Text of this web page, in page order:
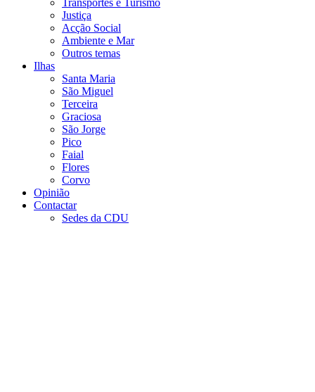
Justiça
Acção Social
Ambiente e Mar
Outros temas
Ilhas
Santa Maria
São Miguel
Terceira
Graciosa
São Jorge
Pico
Faial
Flores
Corvo
Opinião
Contactar
Sedes da CDU